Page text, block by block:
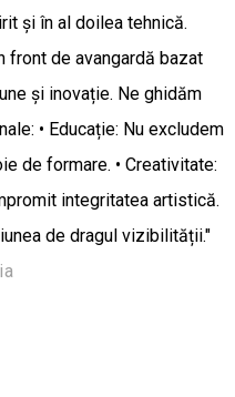
și în al doilea tehnică.
front de avangardă bazat
și inovație. Ne ghidăm
• Educație: Nu excludem
de formare. • Creativitate:
integritatea artistică.
de dragul vizibilității."